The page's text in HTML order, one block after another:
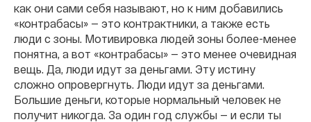
как они сами себя называют, но к ним добавились
«контрабасы» — это контрактники, а также есть
люди с зоны. Мотивировка людей зоны более-менее
понятна, а вот «контрабасы» — это менее очевидная
вещь. Да, люди идут за деньгами. Эту истину
сложно опровергнуть. Люди идут за деньгами.
Большие деньги, которые нормальный человек не
получит никогда. За один год службы — и если ты